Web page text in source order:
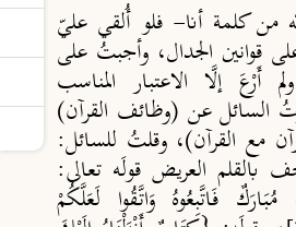
من كلمة أنا- فلو أُلقي عليّ
قوانين الجدال، وأجبتُ على
أَرْعَ إلَّا الاعتبار المناسب
السائل عن (وظائف القرآن)
مع القرآن)، وقلتُ للسائل:
العريض قولَه تعالى:
فَاتَّبِعُوهُ وَاتَّقُوا لَعَلَّكُمْ